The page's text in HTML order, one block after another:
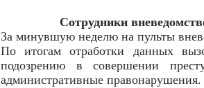
Сотрудники
За минувшую неделю на пульты
По итогам отработки данных
подозрению в совершении
административные правонарушения.